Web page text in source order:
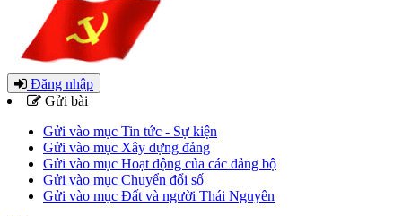
Đăng nhập
Gửi bài
Gửi vào mục Tin tức - Sự kiện
Gửi vào mục Xây dựng đảng
Gửi vào mục Hoạt động của các đảng bộ
Gửi vào mục Chuyển đổi số
Gửi vào mục Đất và người Thái Nguyên